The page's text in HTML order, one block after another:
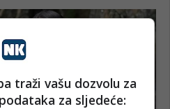
traži vašu dozvolu za
za sljedeće: